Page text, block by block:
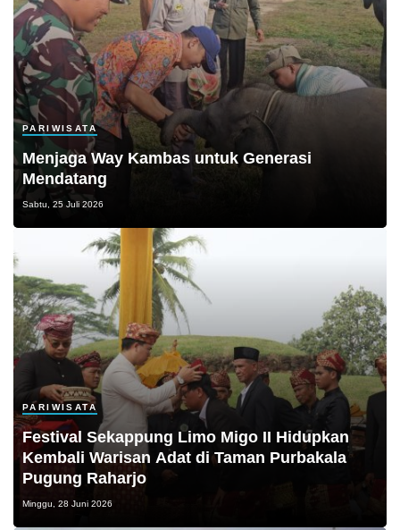
PARIWISATA
Menjaga Way Kambas untuk Generasi
Mendatang
Sabtu, 25 Juli 2026
PARIWISATA
Festival Sekappung Limo Migo II Hidupkan
Kembali Warisan Adat di Taman Purbakala
Pugung Raharjo
Minggu, 28 Juni 2026